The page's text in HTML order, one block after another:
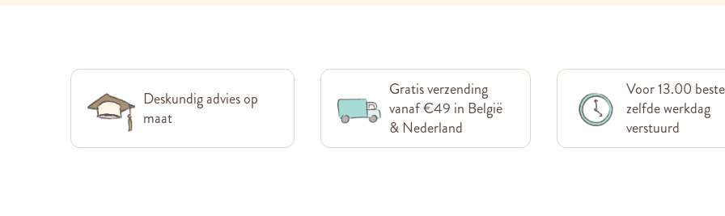
Deskundig advies op
maat
Gratis verzending
vanaf €49 in België
& Nederland
Voor 13.00
zelfde werkdag
verstuurd